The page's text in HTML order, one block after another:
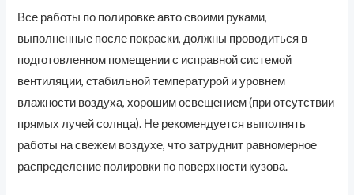
Все работы по полировке авто своими руками,
выполненные после покраски, должны проводиться в
подготовленном помещении с исправной системой
вентиляции, стабильной температурой и уровнем
влажности воздуха, хорошим освещением (при отсутствии
прямых лучей солнца). Не рекомендуется выполнять
работы на свежем воздухе, что затруднит равномерное
распределение полировки по поверхности кузова.